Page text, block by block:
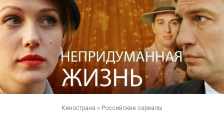
Кинострана » Российские сериалы